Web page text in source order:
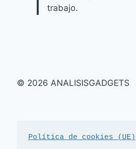
trabajo.
© 2026 ANALISISGADGETS
Política de cookies (UE)